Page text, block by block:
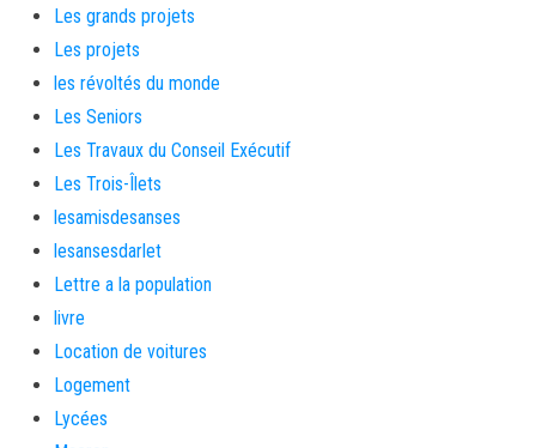
Les grands projets
Les projets
les révoltés du monde
Les Seniors
Les Travaux du Conseil Exécutif
Les Trois-Îlets
lesamisdesanses
lesansesdarlet
Lettre a la population
livre
Location de voitures
Logement
Lycées